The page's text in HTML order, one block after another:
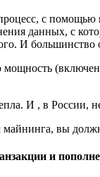
с
данных, с
И
И , в России,
вы
и